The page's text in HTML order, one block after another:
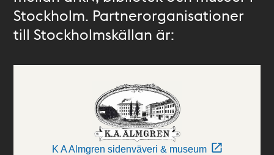
Stockholm. Partnerorganisationer
till Stockholmskällan är:
K A Almgren sidenväveri & museum